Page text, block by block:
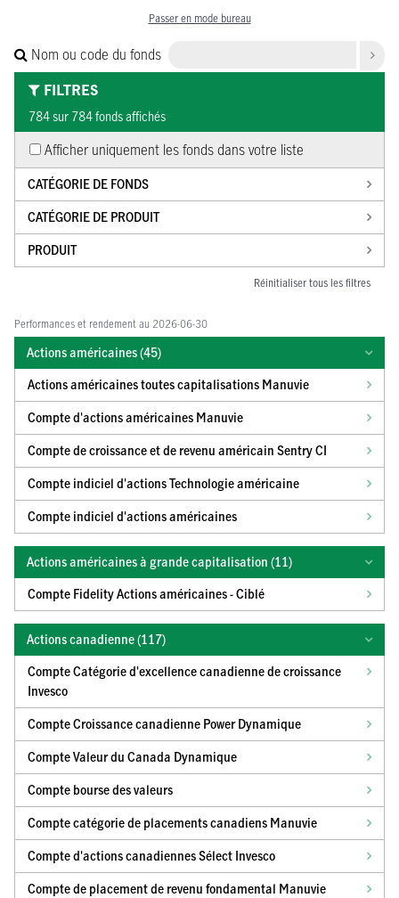
Passer en mode bureau
Nom ou code du fonds
FILTRES
784 sur 784 fonds affichés
Afficher uniquement les fonds dans votre liste
CATÉGORIE DE FONDS
CATÉGORIE DE PRODUIT
PRODUIT
Réinitialiser tous les filtres
Performances et rendement au 2026-06-30
Actions américaines (45)
Actions américaines toutes capitalisations Manuvie
Compte d'actions américaines Manuvie
Compte de croissance et de revenu américain Sentry CI
Compte indiciel d'actions Technologie américaine
Compte indiciel d'actions américaines
Actions américaines à grande capitalisation (11)
Compte Fidelity Actions américaines - Ciblé
Actions canadienne (117)
Compte Catégorie d'excellence canadienne de croissance
Invesco
Compte Croissance canadienne Power Dynamique
Compte Valeur du Canada Dynamique
Compte bourse des valeurs
Compte catégorie de placements canadiens Manuvie
Compte d'actions canadiennes Sélect Invesco
Compte de placement de revenu fondamental Manuvie